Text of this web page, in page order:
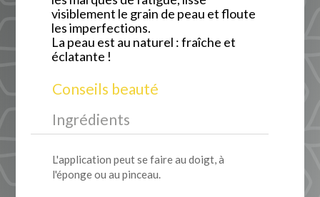
visiblement le grain de peau et floute
les imperfections.
La peau est au naturel : fraîche et
éclatante !
Conseils beauté
Ingrédients
L'application peut se faire au doigt, à
l'éponge ou au pinceau.